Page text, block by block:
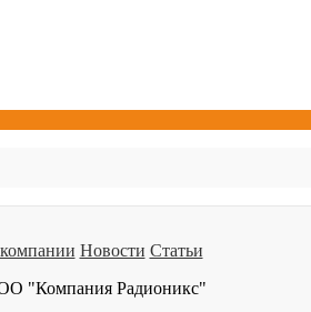
Новости Статьи
"Компания Радионикс"